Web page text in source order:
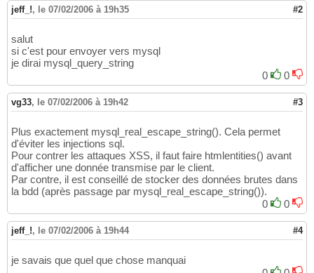
jeff_!, le 07/02/2006 à 19h35 #2
salut
si c'est pour envoyer vers mysql
je dirai mysql_query_string
0
0
vg33, le 07/02/2006 à 19h42 #3
Plus exactement mysql_real_escape_string(). Cela permet
d'éviter les injections sql.
Pour contrer les attaques XSS, il faut faire htmlentities() avant
d'afficher une donnée transmise par le client.
Par contre, il est conseillé de stocker des données brutes dans
la bdd (après passage par mysql_real_escape_string()).
0
0
jeff_!, le 07/02/2006 à 19h44 #4
je savais que quel que chose manquai